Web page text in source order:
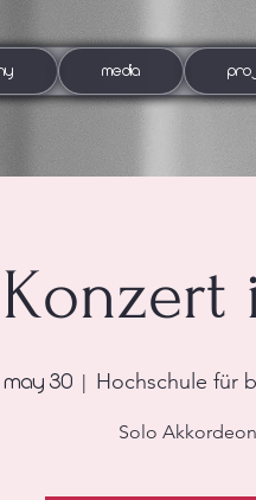
MEDIA
Konzert
May 30 Hochschule für
Solo